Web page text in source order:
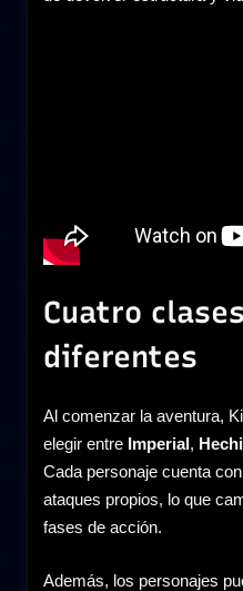
Cuatro
diferentes
Al comenzar la aventura,
elegir entre Imperial,
Cada personaje cuenta
ataques propios, lo que
fases de acción.
Además, los personajes